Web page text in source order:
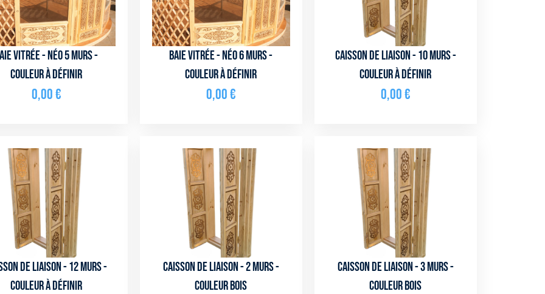
vitrée - NÉO 5 murs -
couleur à définir
0,00€
Baie vitrée - NÉO 6 murs -
couleur à définir
0,00€
Caisson de liaison - 10 murs -
couleur à définir
0,00€
de liaison - 12 murs -
couleur à définir
Caisson de liaison - 2 murs -
Couleur bois
Caisson de liaison - 3 murs -
Couleur bois